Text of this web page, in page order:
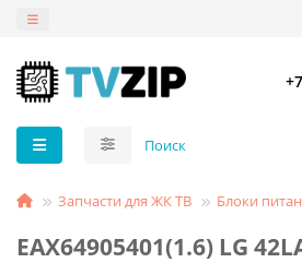
Запчасти для ЖК ТВ Блоки
EAX64905401(1.6) LG